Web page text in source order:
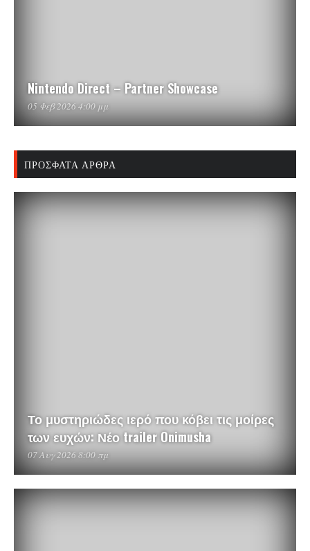
Nintendo Direct – Partner Showcase
05 Φεβ 2026 4:00 μμ
ΠΡΌΣΦΑΤΑ ΆΡΘΡΑ
Το μυστηριώδες ιερό που κόβει τις μοίρες
των ευχών: Νέο trailer Onimusha
07 Αυγ 2026 8:00 πμ